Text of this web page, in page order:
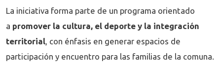
La iniciativa forma parte de un programa orientado
a promover la cultura, el deporte y la integración
territorial, con énfasis en generar espacios de
participación y encuentro para las familias de la comuna.